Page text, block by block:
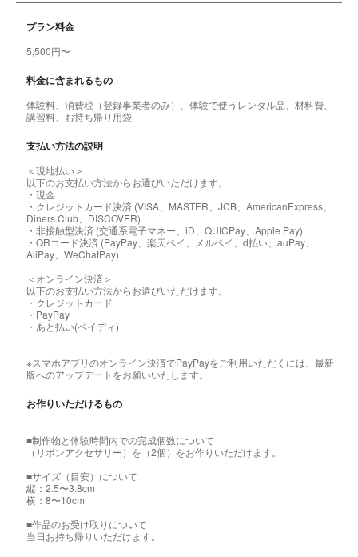
プラン料金
5,500円〜
料金に含まれるもの
体験料、消費税（登録事業者のみ）、体験で使うレンタル品、材料費、
講習料、お持ち帰り用袋
支払い方法の説明
＜現地払い＞
以下のお支払い方法からお選びいただけます。
・現金
・クレジットカード決済 (VISA、MASTER、JCB、AmericanExpress、
Diners Club、DISCOVER)
・非接触型決済 (交通系電子マネー、iD、QUICPay、Apple Pay)
・QRコード決済 (PayPay、楽天ペイ、メルペイ、d払い、auPay、
AliPay、WeChatPay)
＜オンライン決済＞
以下のお支払い方法からお選びいただけます。
・クレジットカード
・PayPay
・あと払い(ペイディ)
※スマホアプリのオンライン決済でPayPayをご利用いただくには、最新
版へのアップデートをお願いいたします。
お作りいただけるもの
■制作物と体験時間内での完成個数について
（リボンアクセサリー）を（2個）をお作りいただけます。
■サイズ（目安）について
縦：2.5〜3.8cm
横：8〜10cm
■作品のお受け取りについて
当日お持ち帰りいただけます。